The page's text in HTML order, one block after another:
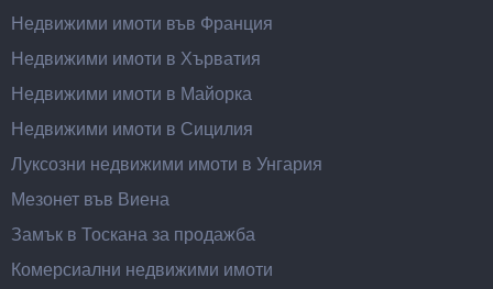
Недвижими имоти във Франция
Недвижими имоти в Хърватия
Недвижими имоти в Майорка
Недвижими имоти в Сицилия
Луксозни недвижими имоти в Унгария
Мезонет във Виена
Замък в Тоскана за продажба
Комерсиални недвижими имоти